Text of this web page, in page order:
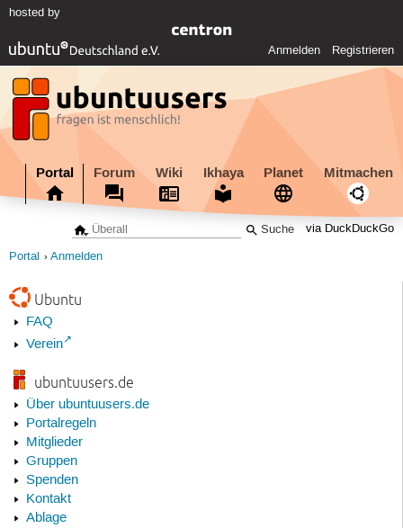
hosted by
Anmelden Registrieren
Portal Forum Wiki Ikhaya Planet Mitmachen
via DuckDuckGo
Portal Anmelden
Ubuntu
FAQ
Verein
ubuntuusers.de
Über ubuntuusers.de
Portalregeln
Mitglieder
Gruppen
Spenden
Kontakt
Ablage